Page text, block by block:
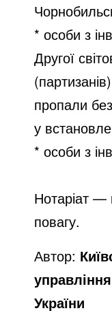
* особи з
Другої
пропали
у
* особи з
Нотаріат —
повагу.
Автор:
України